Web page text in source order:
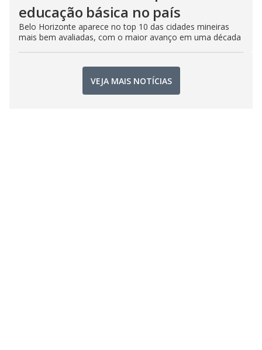
educação básica no país
Belo Horizonte aparece no top 10 das cidades mineiras
mais bem avaliadas, com o maior avanço em uma década
VEJA MAIS NOTÍCIAS